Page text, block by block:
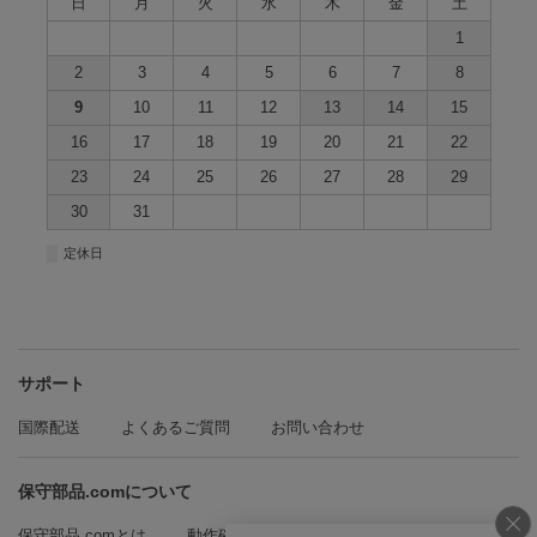
1
2
3 4 5 6 7
8
9
10 11 12 13 14
15
16
17 18 19 20 21
22
23
24 25 26 27 28
29
30
31
定休日
サポート
国際配送 よくあるご質問 お問い合わせ
保守部品.comについて